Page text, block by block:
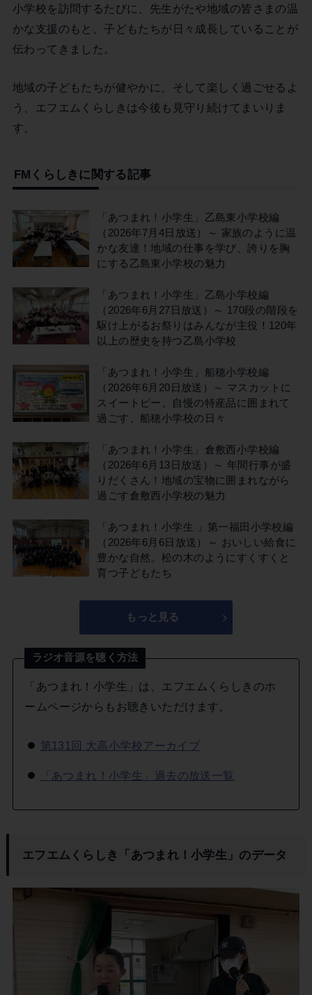
小学校を訪問するたびに、先生がたや地域の皆さまの温
かな支援のもと、子どもたちが日々成長していることが
伝わってきました。
地域の子どもたちが健やかに、そして楽しく過ごせるよ
う、エフエムくらしきは今後も見守り続けてまいりま
す。
FMくらしきに関する記事
「あつまれ！小学生」乙島東小学校編
（2026年7月4日放送）～ 家族のように温
かな友達！地域の仕事を学び、誇りを胸
にする乙島東小学校の魅力
「あつまれ！小学生」乙島小学校編
（2026年6月27日放送）～ 170段の階段を
駆け上がるお祭りはみんなが主役！120年
以上の歴史を持つ乙島小学校
「あつまれ！小学生」船穂小学校編
（2026年6月20日放送）～ マスカットに
スイートピー。自慢の特産品に囲まれて
過ごす、船穂小学校の日々
「あつまれ！小学生」倉敷西小学校編
（2026年6月13日放送）～ 年間行事が盛
りだくさん！地域の宝物に囲まれながら
過ごす倉敷西小学校の魅力
「あつまれ！小学生 」第一福田小学校編
（2026年6月6日放送）～ おいしい給食に
豊かな自然。松の木のようにすくすくと
育つ子どもたち
もっと見る
ラジオ音源を聴く方法
「あつまれ！小学生」は、エフエムくらしきのホ
ームページからもお聴きいただけます。
第131回 大高小学校アーカイブ
「あつまれ！小学生」過去の放送一覧
エフエムくらしき「あつまれ！小学生」のデータ